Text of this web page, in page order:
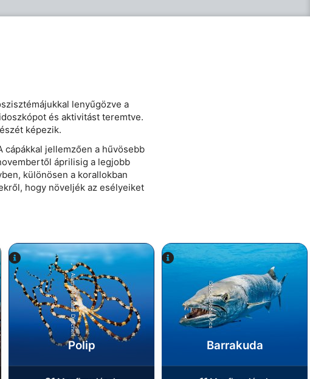
lenyűgözve a
és aktivitást teremtve.
képezik.
jellemzően a hűvösebb
áprilisig a legjobb
különösen a korallokban
hogy növeljék az esélyeiket
Alamy/Reinhard Dirscherl
Polip
iStock-Global_Pics
Barrakuda